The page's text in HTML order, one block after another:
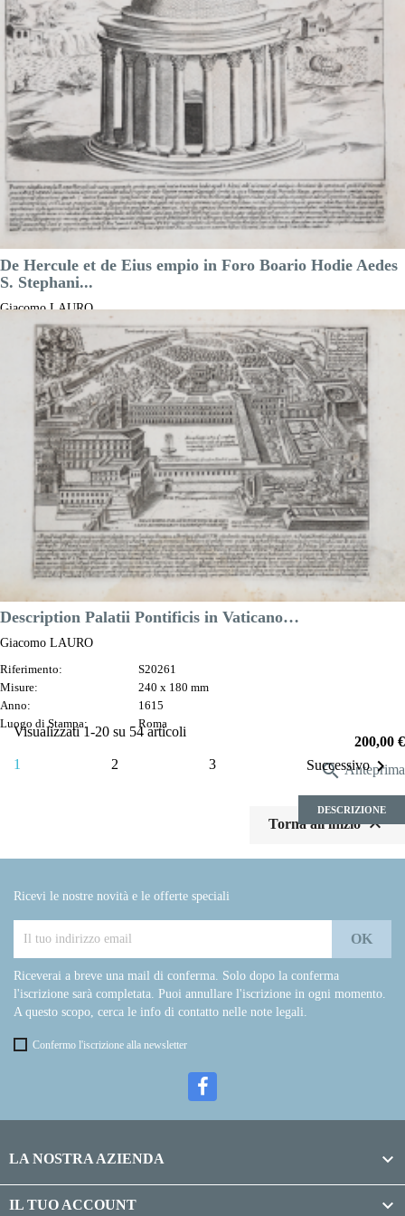
Anteprima
DESCRIZIONE
De Hercule et de Eius empio in Foro Boario Hodie Aedes
S. Stephani...
Giacomo LAURO
Riferimento:
S25825
Misure:
240 x 180 mm
1615 ca.
Luogo di Stampa:
Roma
Prezzo
100,00 €
Anteprima
DESCRIZIONE
Description Palatii Pontificis in Vaticano…
Giacomo LAURO
Riferimento:
S20261
Misure:
240 x 180 mm
Anno:
1615
Luogo di Stampa:
Roma
Prezzo
200,00 €
Anteprima
DESCRIZIONE
Visualizzati 1-20 su 54 articoli
1 2 3 Successivo
Torna all'inizio
Ricevi le nostre novità e le offerte speciali
Riceverai a breve una mail di conferma. Solo dopo la conferma
l'iscrizione sarà completata. Puoi annullare l'iscrizione in ogni momento.
A questo scopo, cerca le info di contatto nelle note legali.
Confermo l'iscrizione alla newsletter
LA NOSTRA AZIENDA 
IL TUO ACCOUNT 